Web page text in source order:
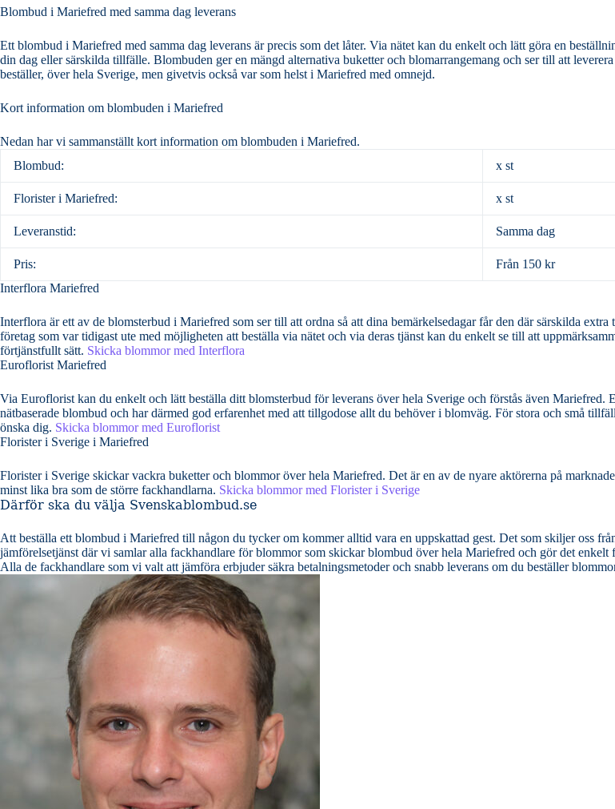
Blombud i Mariefred med samma dag leverans
Ett blombud i Mariefred med samma dag leverans är precis som det låter. Via nätet kan du enkelt och lätt göra en
din dag eller särskilda tillfälle. Blombuden ger en mängd alternativa buketter och blomarrangemang och ser till att leverera ditt blomsterbud samma dag som du
beställer, över hela Sverige, men givetvis också var som helst i Mariefred med omnejd.
Kort information om blombuden i Mariefred
Nedan har vi sammanställt kort information om blombuden i Mariefred.
Blombud:
x st
Florister i Mariefred: x st
Leveranstid: Samma dag
Pris:
Från 150 kr
Interflora Mariefred
Interflora är ett av de blomsterbud i Mariefred som ser till att ordna så att dina bemärkelsedagar får den där särskilda extra touchen. Interflora
företag som var tidigast ute med möjligheten att beställa via nätet och via deras tjänst kan du enkelt se till att
förtjänstfullt sätt. Skicka blommor med Interflora
Euroflorist Mariefred
Via Euroflorist kan du enkelt och lätt beställa ditt blomsterbud för leverans över hela Sverige och förstås även Mariefred. Euroflorist var först ut med
nätbaserade blombud och har därmed god erfarenhet med att tillgodose allt du behöver i blomväg. För stora och små
önska dig. Skicka blommor med Euroflorist
Florister i Sverige i Mariefred
Florister i Sverige skickar vackra buketter och blommor över hela Mariefred. Det är en av de nyare aktörerna på
minst lika bra som de större fackhandlarna. Skicka blommor med Florister i Sverige
Därför ska du välja Svenskablombud.se
Att beställa ett blombud i Mariefred till någon du tycker om kommer alltid vara en uppskattad gest. Det som skiljer oss
jämförelsetjänst där vi samlar alla fackhandlare för blommor som skickar blombud över hela Mariefred och gör det enkelt
Alla de fackhandlare som vi valt att jämföra erbjuder säkra betalningsmetoder och snabb leverans om du beställer